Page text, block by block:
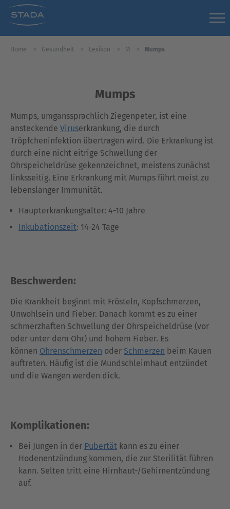
Home Gesundheit Lexikon M Mumps
Mumps
Mumps, umganssprachlich Ziegenpeter, ist eine
ansteckende Viruserkrankung, die durch
Tröpfcheninfektion übertragen wird. Die Erkrankung ist
durch eine nicht eitrige Schwellung der
Ohrspeicheldrüse gekennzeichnet, meistens zunächst
linksseitig. Eine Erkrankung mit Mumps führt meist zu
lebenslanger Immunität.
Haupterkrankungsalter: 4-10 Jahre
Inkubationszeit: 14-24 Tage
Beschwerden:
Die Krankheit beginnt mit Frösteln, Kopfschmerzen,
Unwohlsein und Fieber. Danach kommt es zu einer
schmerzhaften Schwellung der Ohrspeicheldrüse (vor
oder unter dem Ohr) und hohem Fieber. Es
können Ohrenschmerzen oder Schmerzen beim Kauen
auftreten. Häufig ist die Mundschleimhaut entzündet
und die Wangen werden dick.
Komplikationen:
Bei Jungen in der Pubertät kann es zu einer
Hodenentzündung kommen, die zur Sterilität führen
kann. Selten tritt eine Hirnhaut-/Gehirnentzündung
auf.